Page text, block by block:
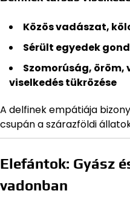
Közös vadászat,
Sérült egyedek
Szomorúság,
viselkedés tükrözése
A delfinek empátiája
csupán a szárazföldi
Elefántok: Gyász
vadonban